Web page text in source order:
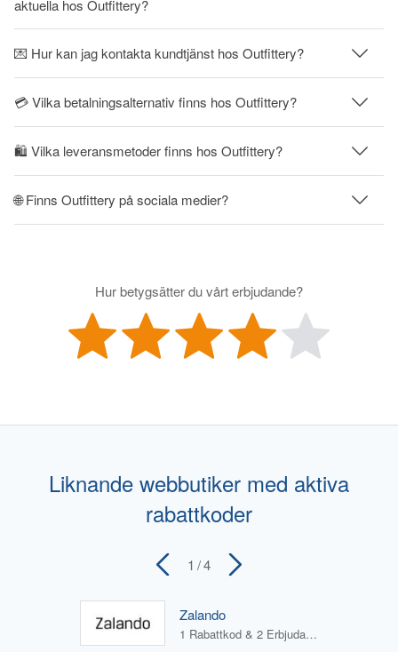
aktuella hos Outfittery?
💌 Hur kan jag kontakta kundtjänst hos Outfittery?
💳 Vilka betalningsalternativ finns hos Outfittery?
🛍 Vilka leveransmetoder finns hos Outfittery?
🌐 Finns Outfittery på sociala medier?
Hur betygsätter du vårt erbjudande?
Liknande webbutiker med aktiva
rabattkoder
1 / 4
Zalando
1 Rabattkod & 2 Erbjudanden